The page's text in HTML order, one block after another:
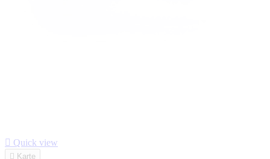
 Quick view
 Karte